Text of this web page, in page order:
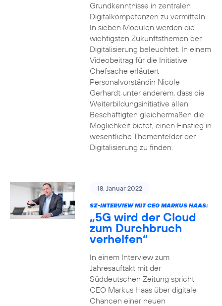
Grundkenntnisse in zentralen
Digitalkompetenzen zu vermitteln.
In sieben Modulen werden die
wichtigsten Zukunftsthemen der
Digitalisierung beleuchtet. In einem
Videobeitrag für die Initiative
Chefsache erläutert
Personalvorständin Nicole
Gerhardt unter anderem, dass die
Weiterbildungsinitiative allen
Beschäftigten gleichermaßen die
Möglichkeit bietet, einen Einstieg in
wesentliche Themenfelder der
Digitalisierung zu finden.
18. Januar 2022
SZ-INTERVIEW MIT CEO MARKUS HAAS:
„5G wird der Cloud
zum Durchbruch
verhelfen“
In einem Interview zum
Jahresauftakt mit der
Süddeutschen Zeitung spricht
CEO Markus Haas über digitale
Chancen einer neuen